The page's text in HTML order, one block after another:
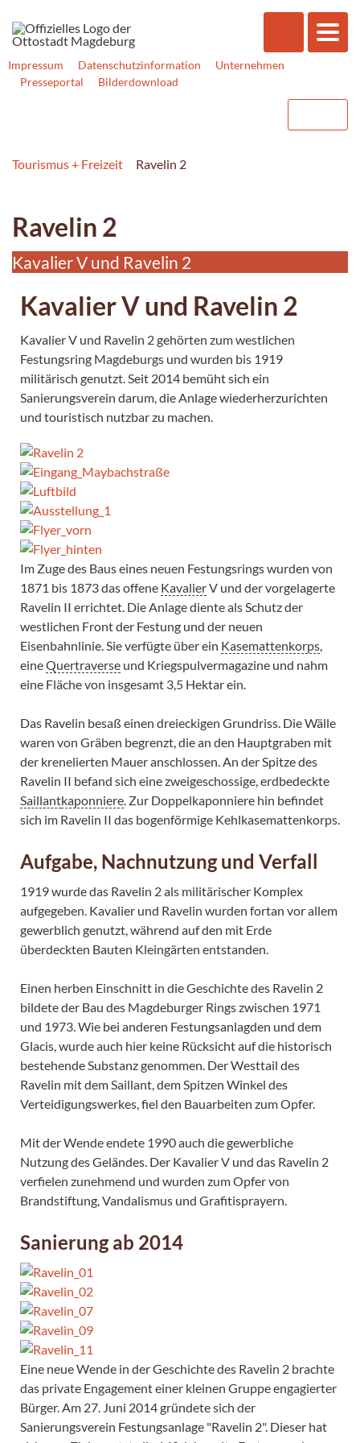
Impressum Datenschutzinformation
Unternehmen
Presseportal
Bilderdownload
Tourismus + Freizeit Ravelin 2
Ravelin 2
Kavalier V und Ravelin 2
Kavalier V und Ravelin 2
Kavalier V und Ravelin 2 gehörten zum westlichen
Festungsring Magdeburgs und wurden bis 1919
militärisch genutzt. Seit 2014 bemüht sich ein
Sanierungsverein darum, die Anlage wiederherzurichten
und touristisch nutzbar zu machen.
Im Zuge des Baus eines neuen Festungsrings wurden von
1871 bis 1873 das offene KavalierV und der vorgelagerte
Ravelin II errichtet. Die Anlage diente als Schutz der
westlichen Front der Festung und der neuen
Eisenbahnlinie. Sie verfügte über ein Kasemattenkorps
eineQuertraverse und Kriegspulvermagazine und nahm
eine Fläche von insgesamt 3,5 Hektar ein.
Das Ravelin besaß einen dreieckigen Grundriss. Die Wälle
waren von Gräben begrenzt, die an den Hauptgraben mit
der krenelierten Mauer anschlossen. An der Spitze des
Ravelin II befand sich eine zweigeschossige, erdbedeckte
Saillantkaponniere . Zur Doppelkaponniere hin befindet
sich im Ravelin II das bogenförmige Kehlkasemattenkorps.
Aufgabe, Nachnutzung und Verfall
1919 wurde das Ravelin 2 als militärischer Komplex
aufgegeben. Kavalier und Ravelin wurden fortan vor allem
gewerblich genutzt, während auf den mit Erde
überdeckten Bauten Kleingärten entstanden.
Einen herben Einschnitt in die Geschichte des Ravelin 2
bildete der Bau des Magdeburger Rings zwischen 1971
und 1973. Wie bei anderen Festungsanlagden und dem
Glacis, wurde auch hier keine Rücksicht auf die historisch
bestehende Substanz genommen. Der Westtail des
Ravelin mit dem Saillant, dem Spitzen Winkel des
Verteidigungswerkes, fiel den Bauarbeiten zum Opfer.
Mit der Wende endete 1990 auch die gewerbliche
Nutzung des Geländes. Der Kavalier V und das Ravelin 2
verfielen zunehmend und wurden zum Opfer von
Brandstiftung, Vandalismus und Grafitisprayern.
Sanierung ab 2014
Eine neue Wende in der Geschichte des Ravelin 2 brachte
das private Engagement einer kleinen Gruppe engagierter
Bürger. Am 27. Juni 2014 gründete sich der
Sanierungsverein Festungsanlage "Ravelin 2". Dieser hat